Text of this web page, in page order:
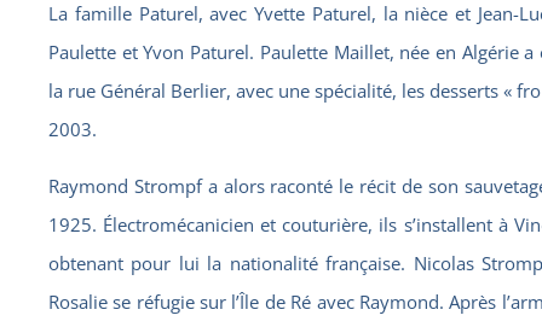
La famille Paturel, avec Yvette Paturel, la nièce et
Paulette et Yvon Paturel. Paulette Maillet, née en Algérie
la rue Général Berlier, avec une spécialité, les desserts «
2003.
Raymond Strompf a alors raconté le récit de son
1925. Électromécanicien et couturière, ils s’installent à
obtenant pour lui la nationalité française. Nicolas
Rosalie se réfugie sur l’Île de Ré avec Raymond. Après